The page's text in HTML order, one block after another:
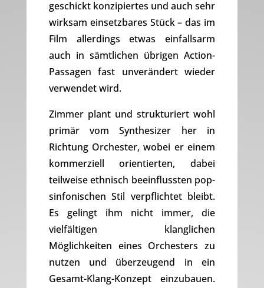
geschickt konzipiertes und auch sehr
wirksam einsetzbares Stück – das im
Film allerdings etwas einfallsarm
auch in sämtlichen übrigen Action-
Passagen fast unverändert wieder
verwendet wird.
Zimmer plant und strukturiert wohl
primär vom Synthesizer her in
Richtung Orchester, wobei er einem
kommerziell orientierten, dabei
teilweise ethnisch beeinflussten pop-
sinfonischen Stil verpflichtet bleibt.
Es gelingt ihm nicht immer, die
vielfältigen klanglichen
Möglichkeiten eines Orchesters zu
nutzen und überzeugend in ein
Gesamt-Klang-Konzept einzubauen.